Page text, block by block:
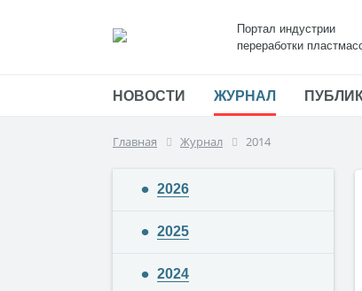
Портал индустрии
переработки
НОВОСТИ ЖУРНАЛ
Главная Журнал 2014
2026
2025
2024